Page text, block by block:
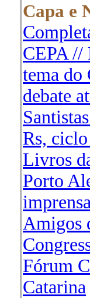
Capa e
CEPA //
tema do
debate
Rs,
Livros
Porto
Amigos
Fórum
Catarina